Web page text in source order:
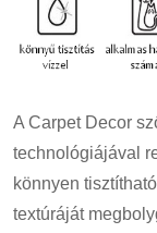
A Carpet Decor
technológiájával
könnyen
textúráját